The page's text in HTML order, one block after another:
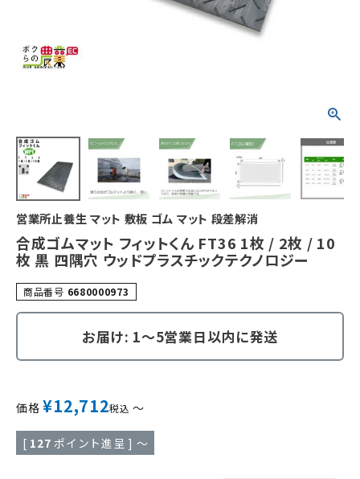
営業所止養生 マット 敷板 ゴム マット 段差解消
合成ゴムマット フィットくん FT36 1枚 / 2枚 / 10
枚 黒 四隅穴 ウッドプラスチックテクノロジー
商品番号 6680000973
お届け: 1～5営業日以内に発送
価格 ¥12,712税込 〜
[ 127 ポイント進呈 ] 〜